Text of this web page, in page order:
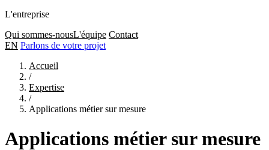
L'entreprise
Qui sommes-nousL'équipe Contact
EN Parlons de votre projet
Accueil
/
Expertise
/
Applications métier sur mesure
Applications métier sur mesure